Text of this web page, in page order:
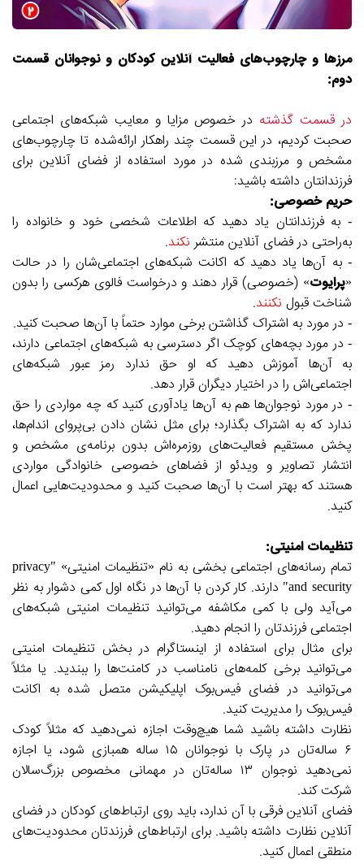
مرزها و چارچوب‌های فعالیت آنلاین کودکان و نوجوانان قسمت
دوم:
در قسمت گذشته در خصوص مزایا و معایب شبکه‌های اجتماعی
صحبت کردیم، در این قسمت چند راهکار ارائه‌شده تا چارچوب‌های
مشخص و مرزبندی شده در مورد استفاده از فضای آنلاین برای
فرزندانتان داشته باشید:
حریم خصوصی:
- به فرزندانتان یاد دهید که اطلاعات شخصی خود و خانواده را
به‌راحتی در فضای آنلاین منتشرنکند.
- به آن‌ها یاد دهید که اکانت شبکه‌های اجتماعی‌شان را در حالت
«پرایوت» (خصوصی) قرار دهند و درخواست فالوی هرکسی را بدون
شناخت قبول نکنند.
- در مورد به اشتراک گذاشتن برخی موارد حتماً با آن‌ها صحبت کنید.
- در مورد بچه‌های کوچک اگر دسترسی به شبکه‌های اجتماعی دارند،
به آن‌ها آموزش دهید که او حق ندارد رمز عبور شبکه‌های
اجتماعی‌اش را در اختیار دیگران قرار دهد.
- در مورد نوجوان‌ها هم به آن‌ها یادآوری کنید که چه مواردی را حق
ندارد که به اشتراک بگذارد؛ برای مثل نشان دادن بی‌پروای اندام‌ها،
پخش مستقیم فعالیت‌های روزمره‌اش بدون برنامه‌ی مشخص و
انتشار تصاویر و ویدئو از فضاهای خصوصی خانوادگی مواردی
هستند که بهتر است با آن‌ها صحبت کنید و محدودیت‌هایی اعمال
کنید.
تنظیمات امنیتی:
تمام رسانه‌های اجتماعی بخشی به نام «تنظیمات امنیتی» "privacy
and security" دارند. کار کردن با آن‌ها در نگاه اول کمی دشوار به نظر
می‌آید ولی با کمی مکاشفه می‌توانید تنظیمات امنیتی شبکه‌های
اجتماعی فرزندتان را انجام دهید.
برای مثال برای استفاده از اینستاگرام در بخش تنظیمات امنیتی
می‌توانید برخی کلمه‌های نامناسب در کامنت‌ها را ببندید. یا مثلاً
می‌توانید در فضای فیس‌بوک اپلیکیشن متصل شده به اکانت
فیس‌بوک را مدیریت کنید.
نظارت داشته باشید شما هیچ‌وقت اجازه نمی‌دهید که مثلاً کودک
۶ ساله‌تان در پارک با نوجوانان ۱۵ ساله همبازی شود، یا اجازه
نمی‌دهید نوجوان ۱۳ ساله‌تان در مهمانی مخصوص بزرگ‌سالان
شرکت کند.
فضای آنلاین فرقی با آن ندارد، باید روی ارتباط‌های کودکان در فضای
آنلاین نظارت داشته باشید. برای ارتباط‌های فرزندتان محدودیت‌های
منطقی اعمال کنید.